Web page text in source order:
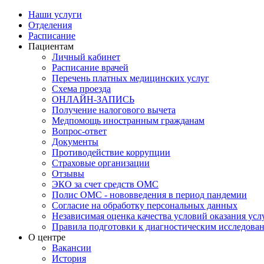
Наши услуги
Отделения
Расписание
Пациентам
Личный кабинет
Расписание врачей
Перечень платных медицинских услуг
Схема проезда
ОНЛАЙН-ЗАПИСЬ
Получение налогового вычета
Медпомощь иностранным гражданам
Вопрос-ответ
Документы
Противодействие коррупции
Страховые организации
Отзывы
ЭКО за счет средств ОМС
Полис ОМС - нововведения в период пандемии
Согласие на обработку персональных данных
Независимая оценка качества условий оказания
Правила подготовки к диагностическим
О центре
Вакансии
История